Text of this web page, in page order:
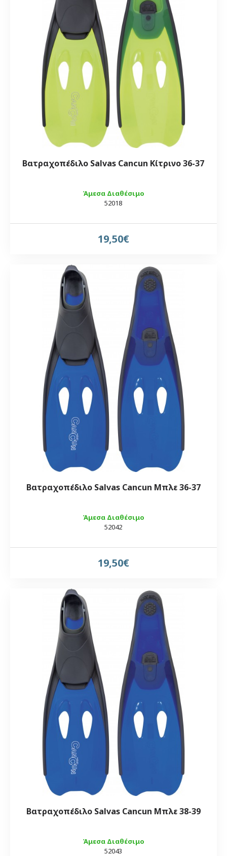
Άμεσα Διαθέσιμο
52018
Βατραχοπέδιλο Salvas Cancun Κίτρινο 36-37
19,50€
Άμεσα Διαθέσιμο
52042
Βατραχοπέδιλο Salvas Cancun Μπλε 36-37
19,50€
Άμεσα Διαθέσιμο
52043
Βατραχοπέδιλο Salvas Cancun Μπλε 38-39